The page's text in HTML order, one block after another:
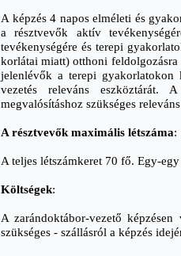
A képzés 4 napos elméleti és
a résztvevők aktív
tevékenységére és terepi
korlátai miatt) otthoni feldolgozásra
jelenlévők a terepi gyakorlatokon
vezetés releváns eszköztárát.
megvalósításhoz szükséges
A résztvevők maximális létszáma:
A teljes létszámkeret 70 fő. Egy-
Költségek:
A zarándoktábor-vezető
szükséges - szállásról a képzés